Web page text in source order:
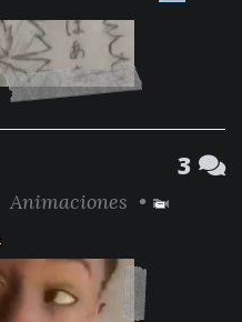
3
Animaciones •